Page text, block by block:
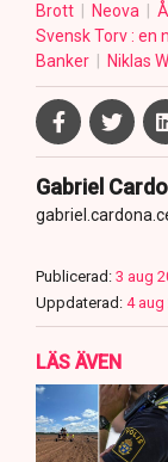
Brott Neova
Svensk Torv : en
Banker
Niklas
Gabriel
Publicerad: 3 aug
Uppdaterad: 4 aug
LÄS ÄVEN